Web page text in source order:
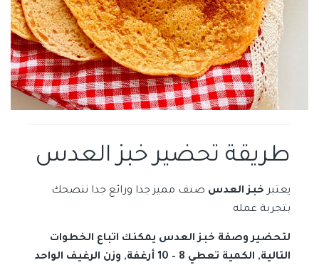
طريقة تحضير خبز العدس
يعتبر خبز العدس صنف مميز جدا ورائع جدا ننصحك
بتجربة عمله
لتحضير وصفة خبز العدس يمكنك اتباع الخطوات
التالية, الكمية تعطي 8 – 10 أرغفة, وزن الرغيف الواحد